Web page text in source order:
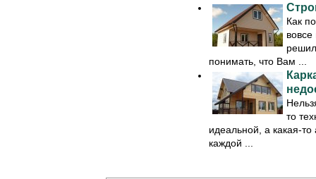
Как
понимать, что Вам ...
то
идеальной, а какая-
каждой ...